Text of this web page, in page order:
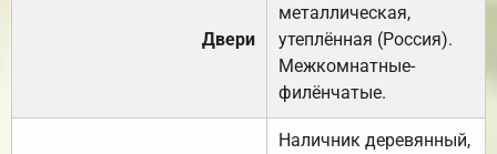
Двери
металлическая,
утеплённая (Россия).
Межкомнатные-
филёнчатые.
Наличник деревянный,